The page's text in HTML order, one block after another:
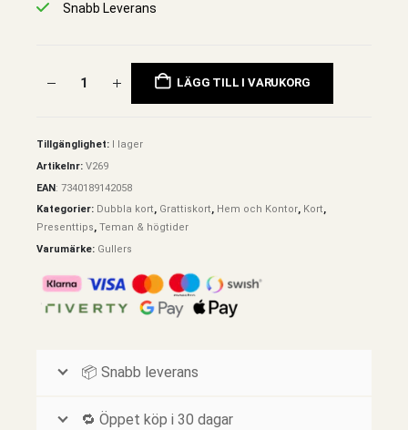
Snabb Leverans
LÄGG TILL I VARUKORG
Tillgänglighet:
I lager
Artikelnr: V269
EAN: 7340189142058
Kategorier: Dubbla kort, Grattiskort, Hem och Kontor, Kort,
Presenttips, Teman & högtider
Varumärke: Gullers
📦 Snabb leverans
🔁 Öppet köp i 30 dagar